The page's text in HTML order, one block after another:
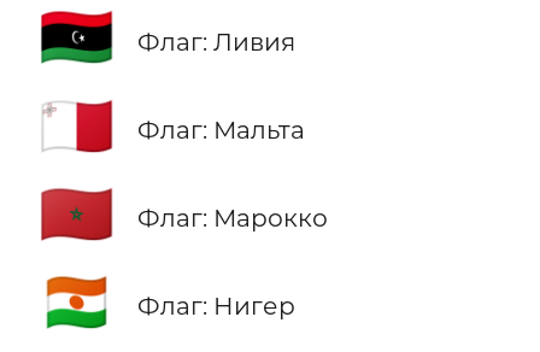
🇱🇾 Флаг: Ливия
🇲🇹 Флаг: Мальта
🇲🇦 Флаг: Марокко
🇳🇪 Флаг: Нигер